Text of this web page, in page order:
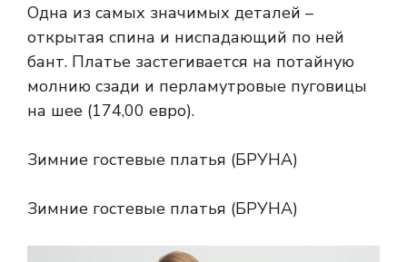
Одна из самых значимых деталей –
открытая спина и ниспадающий по ней
бант. Платье застегивается на потайную
молнию сзади и перламутровые пуговицы
на шее (174,00 евро).
Зимние гостевые платья (БРУНА)
Зимние гостевые платья (БРУНА)